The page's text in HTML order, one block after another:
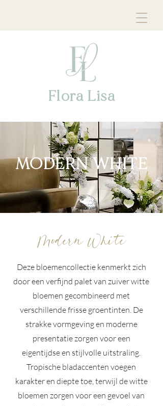
Flora Lisa
MODERN WHITE
Modern White
Deze bloemencollectie kenmerkt zich
door een verfijnd palet van zuiver witte
bloemen gecombineerd met
verschillende frisse groentinten. De
strakke vormgeving en moderne
presentatie zorgen voor een
eigentijdse en stijlvolle uitstraling.
Tropische bladaccenten voegen
karakter en diepte toe, terwijl de witte
bloemen zorgen voor een gevoel van